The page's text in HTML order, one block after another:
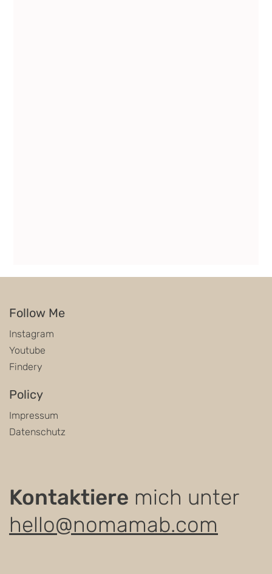
Kontaktiere mich unter
hello@nomamab.com
Follow Me
Instagram
Youtube
Findery
Policy
Impressum
Datenschutz